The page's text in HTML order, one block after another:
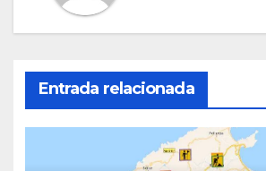
Entrada relacionada